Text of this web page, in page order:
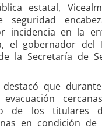
estatal,
incidencia en la
el gobernador del
la Secretaría de
que
de los titulares
en condición